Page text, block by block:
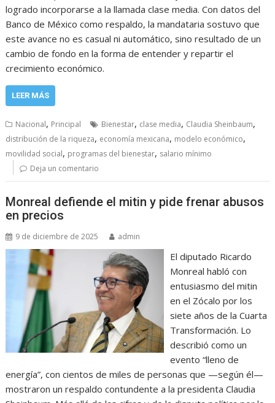
logrado incorporarse a la llamada clase media. Con datos del
Banco de México como respaldo, la mandataria sostuvo que
este avance no es casual ni automático, sino resultado de un
cambio de fondo en la forma de entender y repartir el
crecimiento económico.
LEER MÁS
Nacional, Principal Bienestar, clase media, Claudia Sheinbaum,
distribución de la riqueza, economía mexicana, modelo económico,
movilidad social, programas del bienestar, salario mínimo
Deja un comentario
Monreal defiende el mitin y pide frenar abusos
en precios
9 de diciembre de 2025 admin
El diputado Ricardo
Monreal habló con
entusiasmo del mitin
en el Zócalo por los
siete años de la Cuarta
Transformación. Lo
describió como un
evento “lleno de
energía”, con cientos de miles de personas que —según él—
mostraron un respaldo contundente a la presidenta Claudia